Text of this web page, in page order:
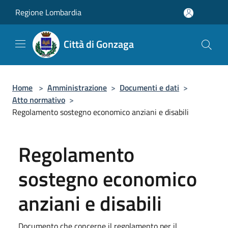
Regione Lombardia
Città di Gonzaga
Home > Amministrazione > Documenti e dati >
Atto normativo >
Regolamento sostegno economico anziani e disabili
Regolamento
sostegno economico
anziani e disabili